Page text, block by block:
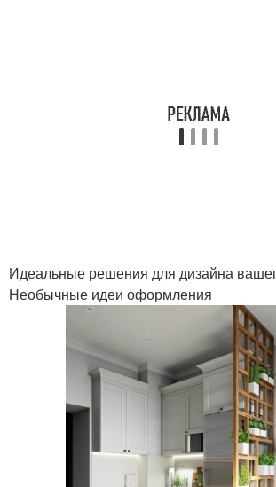
Идеальные решения для дизайна
Необычные идеи оформления